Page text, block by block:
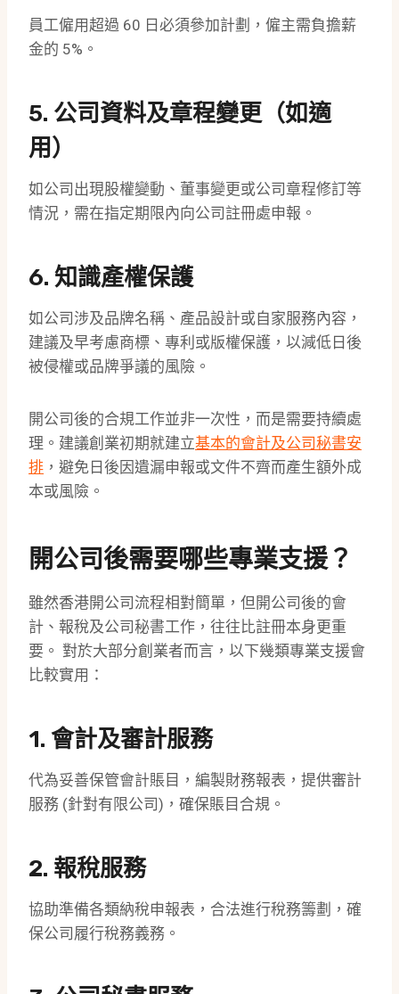
員工僱用超過 60 日必須參加計劃，僱主需負擔薪
金的 5%。
5. 公司資料及章程變更（如適
用）
如公司出現股權變動、董事變更或公司章程修訂等
情況，需在指定期限內向公司註冊處申報。
6. 知識產權保護
如公司涉及品牌名稱、產品設計或自家服務內容，
建議及早考慮商標、專利或版權保護，以減低日後
被侵權或品牌爭議的風險。
開公司後的合規工作並非一次性，而是需要持續處
理。建議創業初期就建立基本的會計及公司秘書安
排 ，避免日後因遺漏申報或文件不齊而產生額外成
本或風險。
開公司後需要哪些專業支援？
雖然香港開公司流程相對簡單，但開公司後的會
計、報稅及公司秘書工作，往往比註冊本身更重
要。 對於大部分創業者而言，以下幾類專業支援會
比較實用：
1. 會計及審計服務
代為妥善保管會計賬目，編製財務報表，提供審計
服務 (針對有限公司)，確保賬目合規。
2. 報稅服務
協助準備各類納稅申報表，合法進行稅務籌劃，確
保公司履行稅務義務。